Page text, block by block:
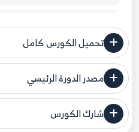
48
Match 404
3:27
49
Preventing Transitions
4:08
تحميل الكورس كامل
مصدر الدورة الرئيسي
فنحن لا ندعي ملكية أي دورة
شارك الكورس